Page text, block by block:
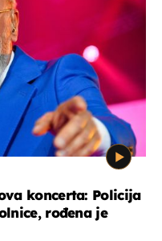
koncerta: Policija
rođena je